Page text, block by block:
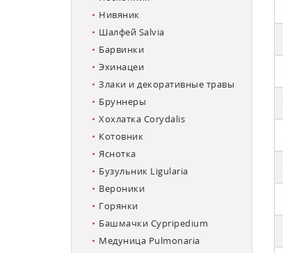
Нивяник
Шалфей Salvia
Барвинки
Эхинацеи
Злаки и декоративные травы
Бруннеры
Хохлатка Corydalis
Котовник
Яснотка
Бузульник Ligularia
Вероники
Горянки
Башмачки Cypripedium
Медуница Pulmonaria